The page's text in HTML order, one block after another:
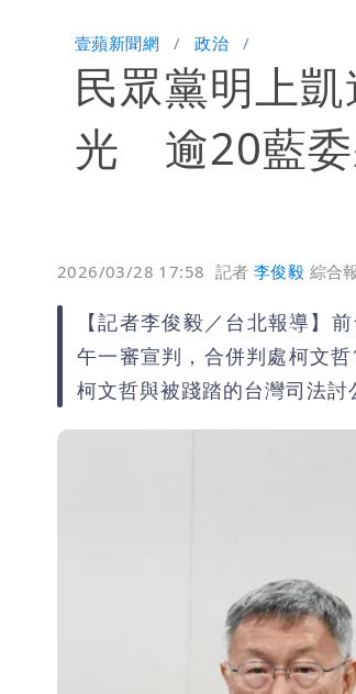
壹蘋新聞網 政治
民眾黨明上
光 逾20藍委
2026/03/28 17:58 記者李俊毅 綜合
【記者李俊毅／台北報導】
午一審宣判，合併判處柯文
柯文哲與被踐踏的台灣司法討